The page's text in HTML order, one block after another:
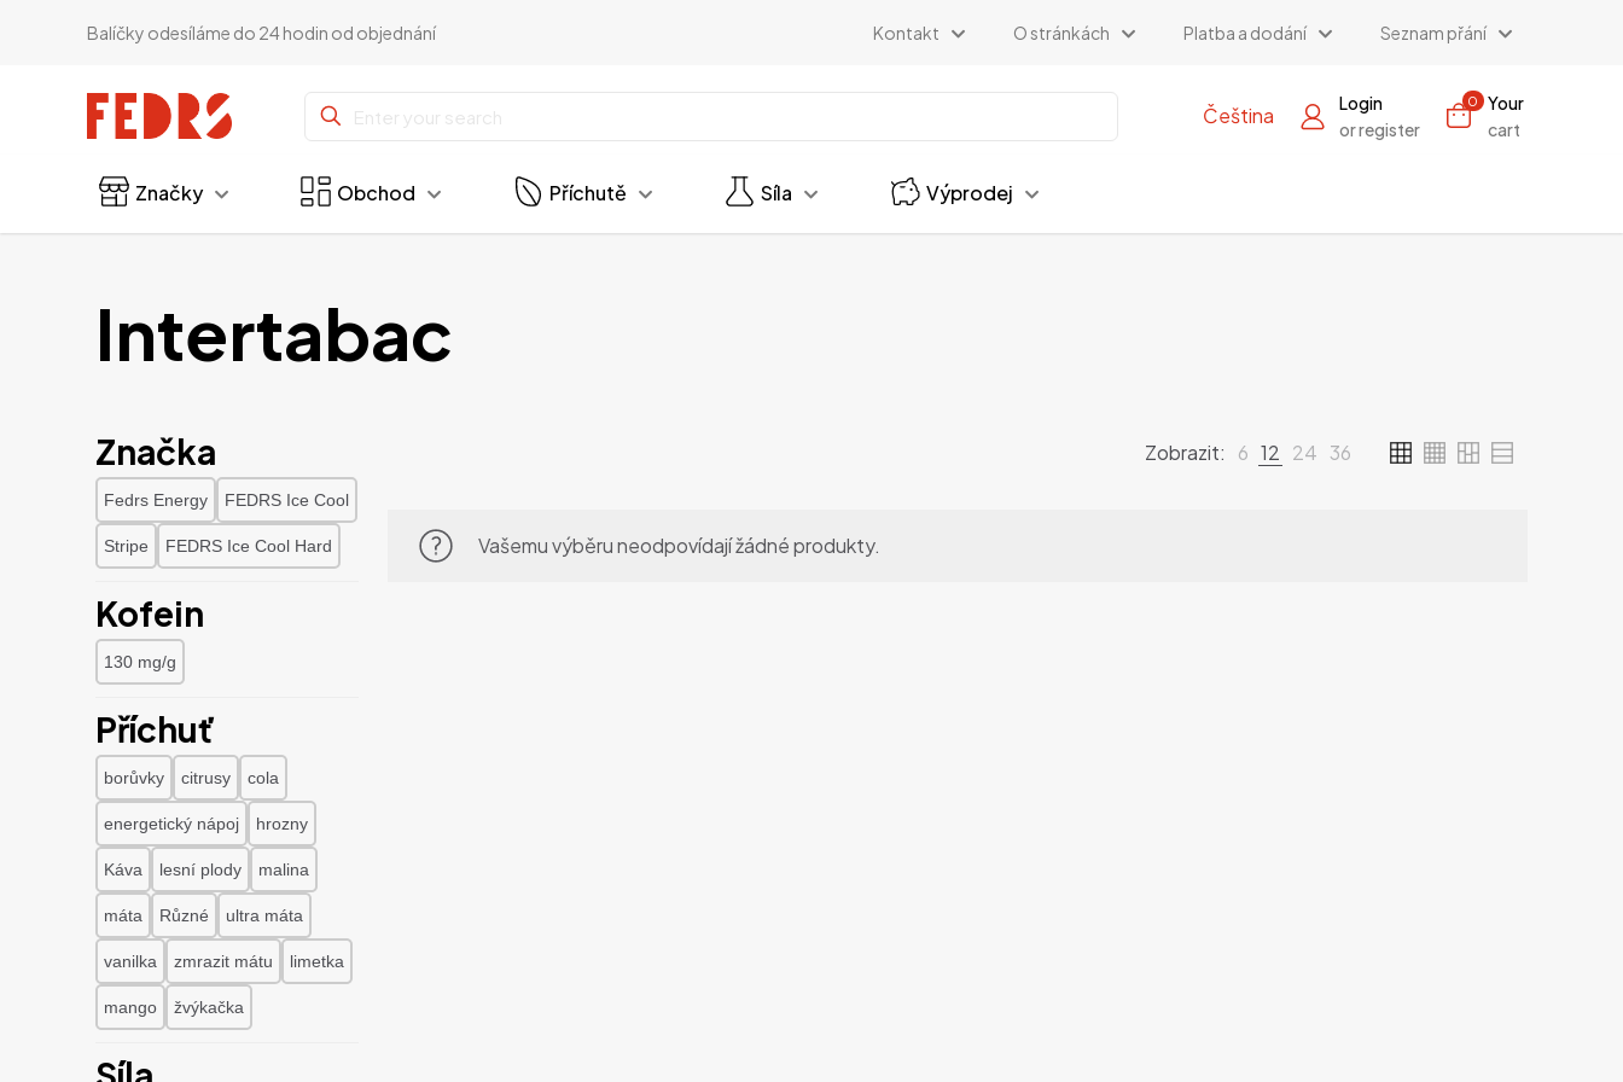
Balíčky odesíláme do 24 hodin od objednání Kontakt O stránkách Platba a dodání Seznam přání
Čeština
Login
or register
0
Your
cart
Značky Obchod Příchutě Síla Výprodej
Intertabac
Značka
Fedrs Energy FEDRS Ice Cool
Stripe FEDRS Ice Cool Hard
Kofein
130 mg/g
Příchuť
borůvky citrusy cola
energetický nápoj hrozny
Káva lesní plody malina
máta Různé ultra máta
vanilka zmrazit mátu limetka
mango žvýkačka
Zobrazit: 6 12 24 36
Vašemu výběru neodpovídají žádné produkty.